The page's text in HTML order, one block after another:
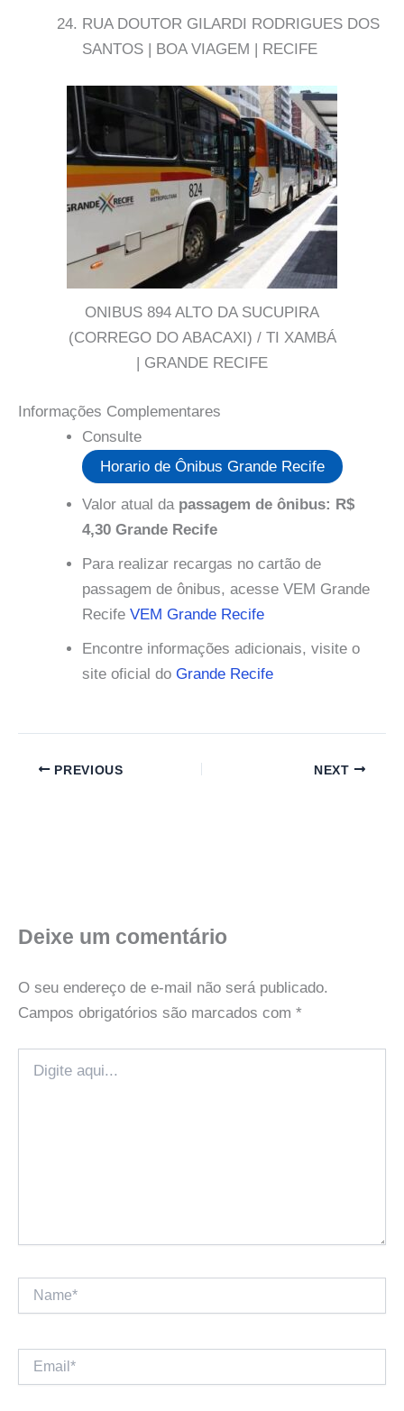
RUA DOUTOR GILARDI RODRIGUES DOS
SANTOS | BOA VIAGEM | RECIFE
ONIBUS 894 ALTO DA SUCUPIRA
(CORREGO DO ABACAXI) / TI XAMBÁ
| GRANDE RECIFE
Informações Complementares
Consulte
Horario de Ônibus Grande Recife
Valor atual da passagem de ônibus: R$
4,30 Grande Recife
Para realizar recargas no cartão de
passagem de ônibus, acesse VEM Grande
Recife VEM Grande Recife
Encontre informações adicionais, visite o
site oficial do Grande Recife
PREVIOUS NEXT
Deixe um comentário
O seu endereço de e-mail não será publicado.
Campos obrigatórios são marcados com *
aqui...
Email*